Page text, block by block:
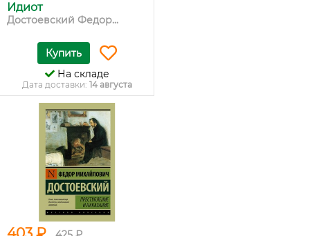
Идиот
Достоевский Федор...
Купить
На складе
Дата доставки: 14 августа